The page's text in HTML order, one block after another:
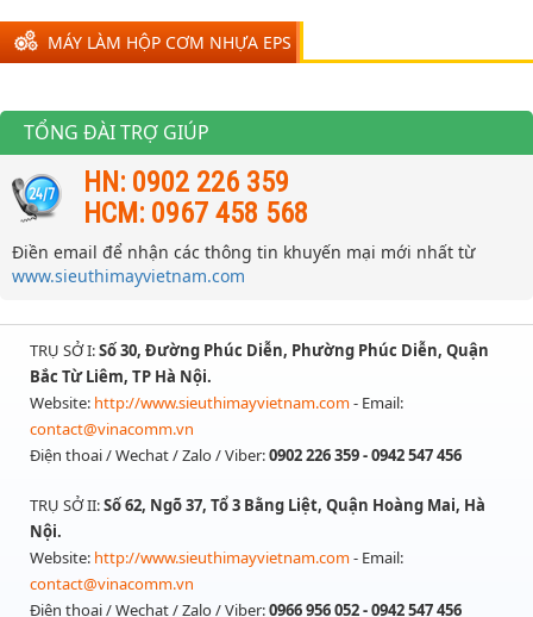
MÁY LÀM HỘP CƠM NHỰA EPS
TỔNG ĐÀI TRỢ GIÚP
HN: 0902 226 359
HCM: 0967 458 568
Điền email để nhận các thông tin khuyến mại mới nhất từ
www.sieuthimayvietnam.com
TRỤ SỞ I:Số 30, Đường Phúc Diễn, Phường Phúc Diễn, Quận
Bắc Từ Liêm, TP Hà Nội.
Website: http://www.sieuthimayvietnam.com- Email:
contact@vinacomm.vn
Điện thoai / Wechat / Zalo / Viber:0902 226 359 - 0942 547 456
TRỤ SỞ II:Số 62, Ngõ 37, Tổ 3 Bằng Liệt, Quận Hoàng Mai, Hà
Nội.
Website: http://www.sieuthimayvietnam.com- Email:
contact@vinacomm.vn
Điện thoai / Wechat / Zalo / Viber:0966 956 052 - 0942 547 456